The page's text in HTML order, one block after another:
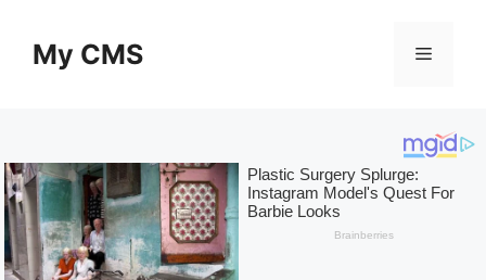
contentMy CMS Menu